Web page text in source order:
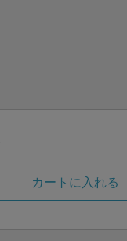
カートに入れる